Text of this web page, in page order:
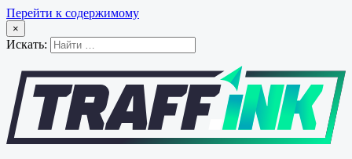
Перейти к содержимому
×
Искать: